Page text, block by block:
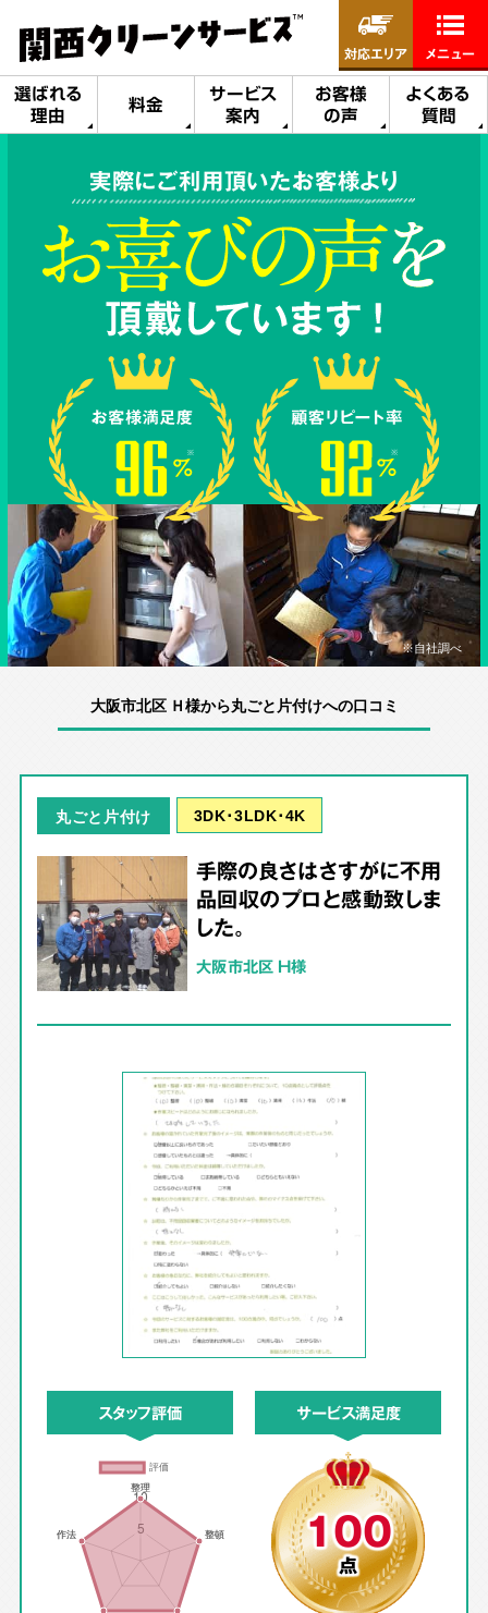
選ばれる
理由
料金
サービス
案内
お客様
の声
よくある
質問
対応エリア メニュー
実際にご利用頂いたお客様より
※自社調べ
大阪市北区 Ｈ様から丸ごと片付けへの口コミ
丸ごと片付け 3DK･3LDK･4K
手際の良さはさすがに不用
品回収のプロと感動致しま
した。
大阪市北区 Ｈ様
スタッフ評価 サービス満足度
100
点